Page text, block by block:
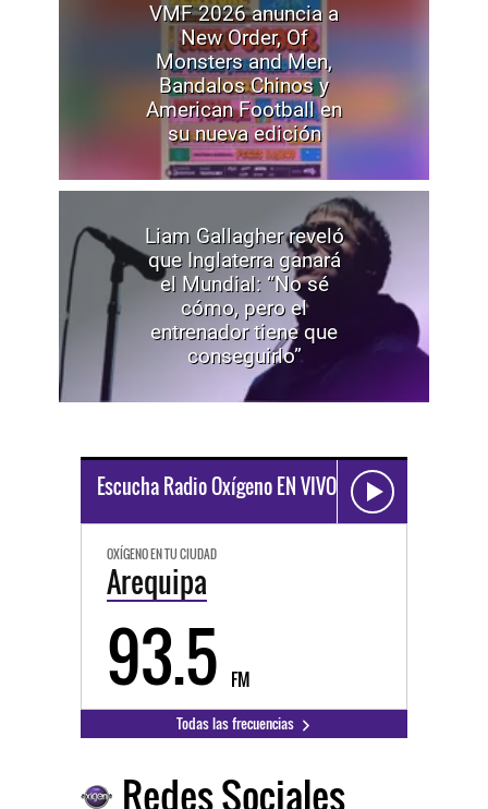
VMF 2026 anuncia a
New Order, Of
Monsters and Men,
Bandalos Chinos y
American Football en
su nueva edición
Liam Gallagher reveló
que Inglaterra ganará
el Mundial: “No sé
cómo, pero el
entrenador tiene que
conseguirlo”
Escucha Radio Oxígeno EN VIVO
OXÍGENO EN TU CIUDAD
Arequipa
93.5 FM
Todas las frecuencias
Redes Sociales